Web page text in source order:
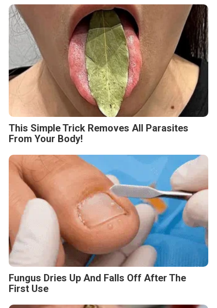
This Simple Trick Removes All Parasites
From Your Body!
Fungus Dries Up And Falls Off After The
First Use